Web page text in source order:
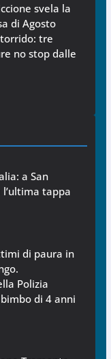
svela la
di Agosto
tre
no stop dalle
a San
tappa
di paura in
Polizia
di 4 anni